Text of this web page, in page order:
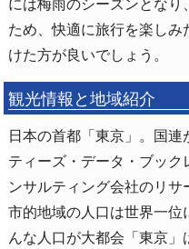
ため、快適に旅行を楽し
けた方が良いでしょう。
観光情報と地域紹介
日本の首都「東京」。国
ティーズ・データ・ブッ
ンサルティング会社のリ
市的地域の人口は世界一
んな人口が大都会「東京